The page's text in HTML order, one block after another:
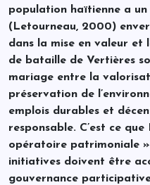
population haïtienne a
(Letourneau, 2000)
dans la mise en valeur et
de bataille de Vertières
mariage entre la
préservation de
emplois durables et
responsable. C’est ce
opératoire patrimoniale »
initiatives doivent être
gouvernance